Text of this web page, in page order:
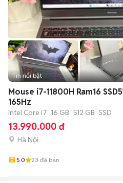
Tin nổi bật
Mouse i7-11800H Ram16
165Hz
Intel Core i7 16 GB 512 GB SSD
13.990.000 đ
Hà Nội
5.0 23 đã bán